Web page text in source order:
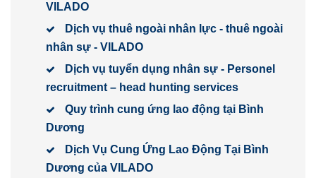
VILADO
Dịch vụ thuê ngoài nhân lực - thuê ngoài
nhân sự - VILADO
Dịch vụ tuyển dụng nhân sự - Personel
recruitment – head hunting services
Quy trình cung ứng lao động tại Bình
Dương
Dịch Vụ Cung Ứng Lao Động Tại Bình
Dương của VILADO